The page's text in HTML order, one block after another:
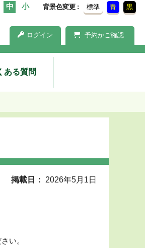
背景色変更 標準 青 黒
ログイン 予約かご確認
ある質問
掲載日 2026年5月1日
い。